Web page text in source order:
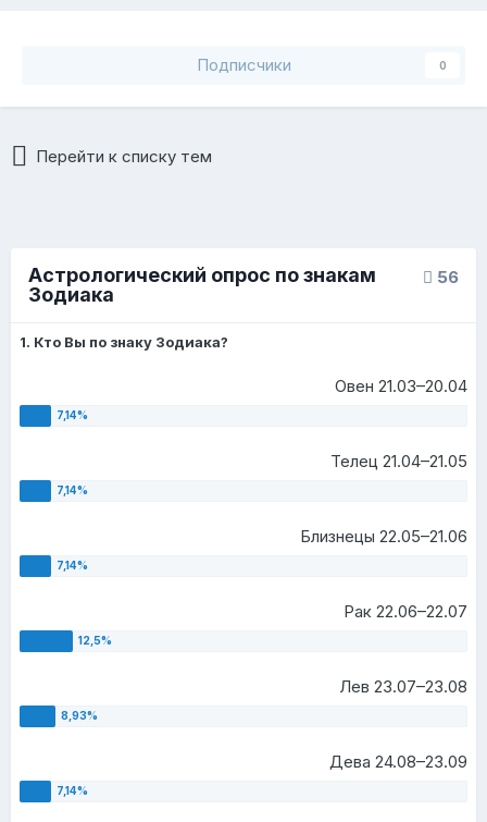
Подписчики 0
Перейти к списку тем
56
Астрологический опрос по знакам
Зодиака
1. Кто Вы по знаку Зодиака?
Овен 21.03–20.04
Телец 21.04–21.05
Близнецы 22.05–21.06
Рак 22.06–22.07
Лев 23.07–23.08
Дева 24.08–23.09